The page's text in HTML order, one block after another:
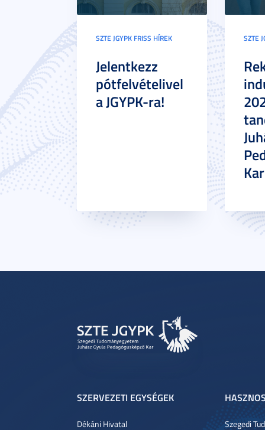
SZTE JGYPK FRISS HÍREK
Jelentkezz
pótfelvételivel
a JGYPK-ra!
SZTE
SZERVEZETI EGYSÉGEK
Dékáni Hivatal
Szegedi